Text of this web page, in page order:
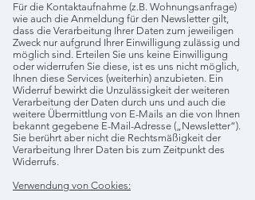
Für die Kontaktaufnahme (z.B. Wohnungsanfrage)
wie auch die Anmeldung für den Newsletter gilt,
dass die Verarbeitung Ihrer Daten zum jeweiligen
Zweck nur aufgrund Ihrer Einwilligung zulässig und
möglich sind. Erteilen Sie uns keine Einwilligung
oder widerrufen Sie diese, ist es uns nicht möglich,
Ihnen diese Services (weiterhin) anzubieten. Ein
Widerruf bewirkt die Unzulässigkeit der weiteren
Verarbeitung der Daten durch uns und auch die
weitere Übermittlung von E-Mails an die von Ihnen
bekannt gegebene E-Mail-Adresse („Newsletter“).
Sie berührt aber nicht die Rechtsmäßigkeit der
Verarbeitung Ihrer Daten bis zum Zeitpunkt des
Widerrufs.
Verwendung von Cookies: